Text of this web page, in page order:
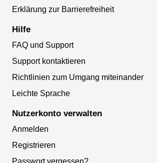
Erklärung zur Barrierefreiheit
Hilfe
FAQ und Support
Support kontaktieren
Richtlinien zum Umgang miteinander
Leichte Sprache
Nutzerkonto verwalten
Anmelden
Registrieren